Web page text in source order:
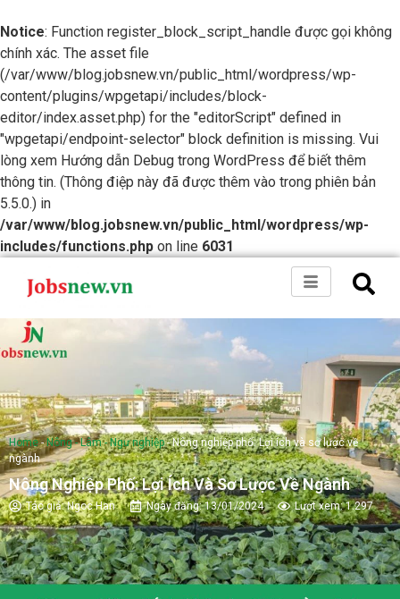
Notice: Function register_block_script_handle được gọi không
chính xác. The asset file
(/var/www/blog.jobsnew.vn/public_html/wordpress/wp-
content/plugins/wpgetapi/includes/block-
editor/index.asset.php) for the "editorScript" defined in
"wpgetapi/endpoint-selector" block definition is missing. Vui
lòng xem Hướng dẫn Debug trong WordPress để biết thêm
thông tin. (Thông điệp này đã được thêm vào trong phiên bản
5.5.0.) in
/var/www/blog.jobsnew.vn/public_html/wordpress/wp-
includes/functions.php on line 6031
Home-Nông - Lâm - Ngư nghiệp-Nông nghiệp phố: Lợi ích và sơ lược về
ngành
Nông Nghiệp Phố: Lợi Ích Và Sơ Lược Về Ngành
Tác giả:Ngoc Han Ngày đăng: 13/01/2024 Lượt xem: 1.297